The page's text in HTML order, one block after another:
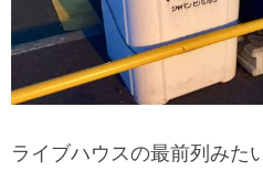
ライブハウスの最前列みた